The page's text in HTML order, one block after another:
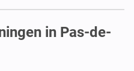
in Pas-de-